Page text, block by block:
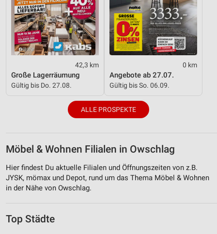
42,3 km
Große Lagerräumung
Gültig bis Do. 27.08.
0 km
Angebote ab 27.07.
Gültig bis So. 06.09.
ALLE PROSPEKTE
Möbel & Wohnen Filialen in Owschlag
Hier findest Du aktuelle Filialen und Öffnungszeiten von z.B.
JYSK, mömax und Depot, rund um das Thema Möbel & Wohnen
in der Nähe von Owschlag.
Top Städte